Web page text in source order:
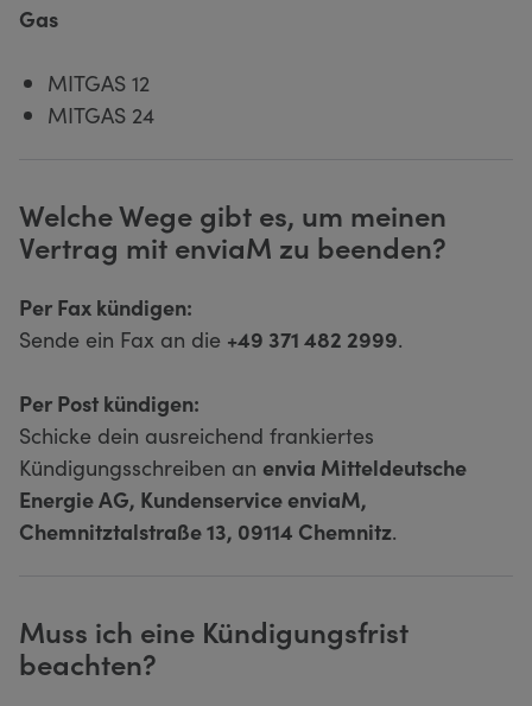
Gas
MITGAS 12
MITGAS 24
Welche Wege gibt es, um meinen
Vertrag mit enviaM zu beenden?
Per Fax kündigen:
Sende ein Fax an die +49 371 482 2999.
Per Post kündigen:
Schicke dein ausreichend frankiertes
Kündigungsschreiben an envia Mitteldeutsche
Energie AG, Kundenservice enviaM,
Chemnitztalstraße 13, 09114 Chemnitz.
Muss ich eine Kündigungsfrist
beachten?